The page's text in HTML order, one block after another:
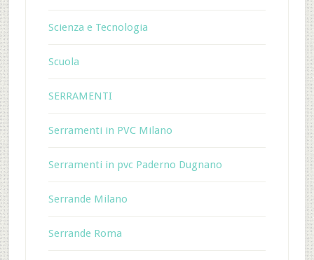
Scienza e Tecnologia
Scuola
SERRAMENTI
Serramenti in PVC Milano
Serramenti in pvc Paderno Dugnano
Serrande Milano
Serrande Roma